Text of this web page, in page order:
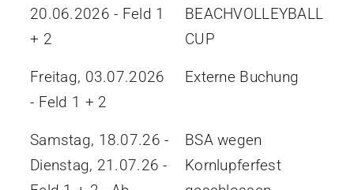
20.06.2026 - Feld 1
+ 2
BEACHVOLLEYBALL
CUP
Freitag, 03.07.2026
- Feld 1 + 2
Externe Buchung
Samstag, 18.07.26 -
Dienstag, 21.07.26 -
BSA wegen
Kornlupferfest